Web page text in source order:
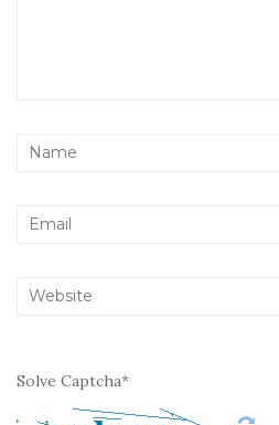
Solve Captcha*